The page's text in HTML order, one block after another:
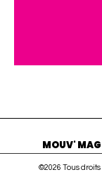
MOUV' MAG
©2026 Tous